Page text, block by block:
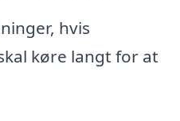
hvis
køre langt for at